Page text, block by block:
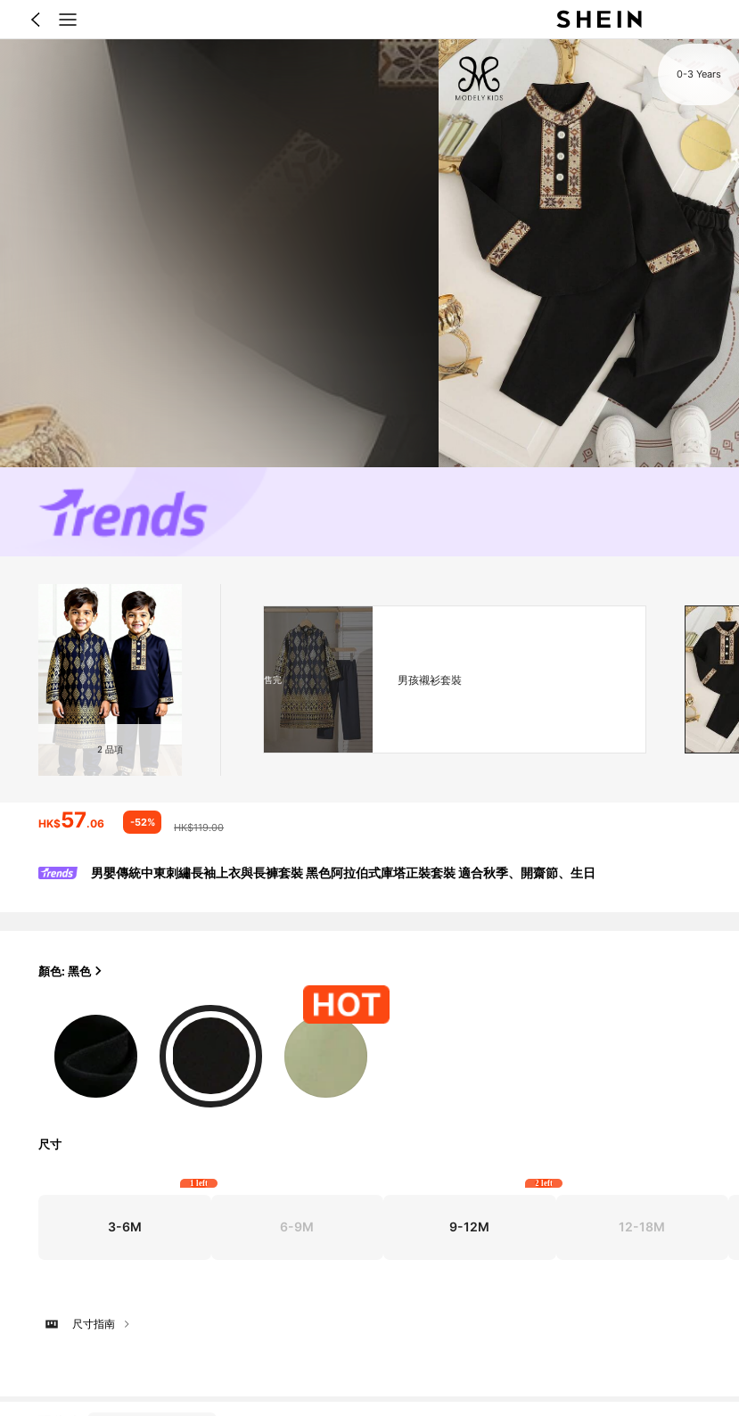
0-3 Years 0-3 Years
2 品項
售完 男孩襯衫套裝
HK$57.06 -52% HK$119.00
男嬰傳統中東刺繡長袖上衣與長褲套裝 黑色阿拉伯式庫塔正裝套裝 適合秋季、開齋節、生日
顏色: 黑色
尺寸
3-6M
1 left
6-9M 9-12M
2 left
12-18M
尺寸指南